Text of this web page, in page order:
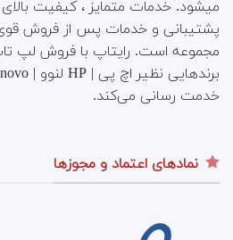
میشود. خدمات متمایز ، کیفیت
پشتیبانی و خدمات پس از فروش قوی
مجموعه است. رایتاپ با فروش لپ
خدمت رسانی می‌کند.
نمادهای اعتماد و مجوزها